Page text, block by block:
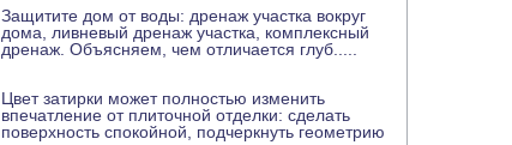
Защитите дом от воды: дренаж участка вокруг
дома, ливневый дренаж участка, комплексный
дренаж. Объясняем, чем отличается глуб
Цвет затирки может полностью изменить
впечатление от плиточной отделки: сделать
поверхность спокойной, подчеркнуть геометрию